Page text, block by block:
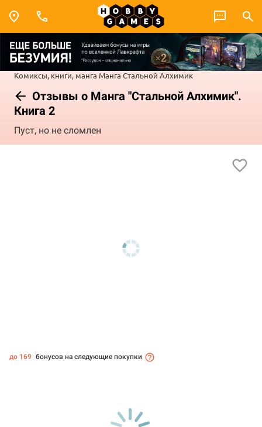
Комиксы, книги, манга Манга Стальной Алхимик
Отзывы о Манга "Стальной Алхимик".
Книга 2
Пуст, но не сломлен
до 169 бонусов на следующие покупки